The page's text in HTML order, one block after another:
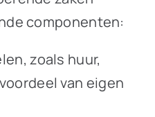
componenten:
zoals huur,
van eigen